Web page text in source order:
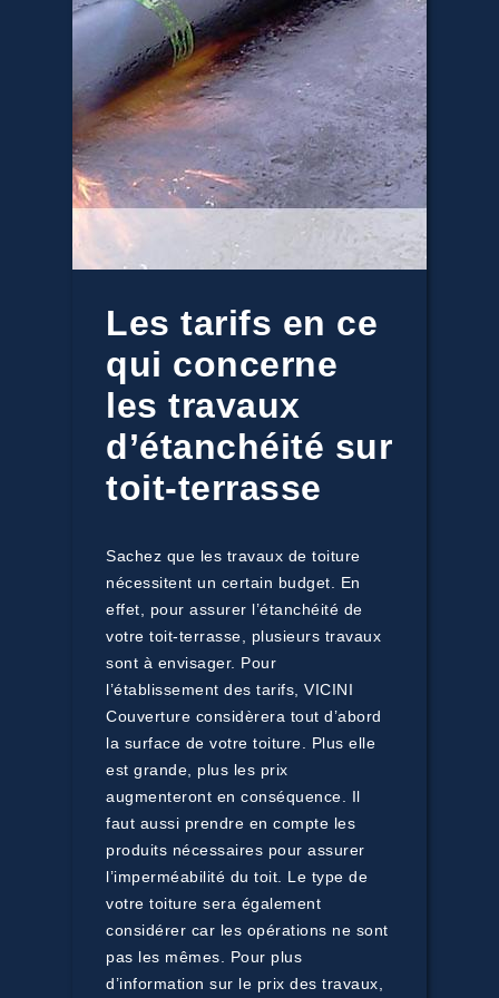
Les tarifs en ce
qui concerne
les travaux
d’étanchéité sur
toit-terrasse
Sachez que les travaux de toiture
nécessitent un certain budget. En
effet, pour assurer l’étanchéité de
votre toit-terrasse, plusieurs travaux
sont à envisager. Pour
l’établissement des tarifs, VICINI
Couverture considèrera tout d’abord
la surface de votre toiture. Plus elle
est grande, plus les prix
augmenteront en conséquence. Il
faut aussi prendre en compte les
produits nécessaires pour assurer
l’imperméabilité du toit. Le type de
votre toiture sera également
considérer car les opérations ne sont
pas les mêmes. Pour plus
d’information sur le prix des travaux,